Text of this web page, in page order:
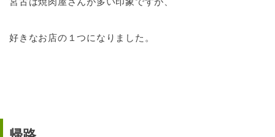
好きなお店の１つになりました。